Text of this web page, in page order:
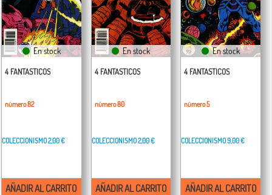
En stock
4 FANTASTICOS
número 82
COLECCIONISMO2,00 €
AÑADIR AL CARRITO
En stock
4 FANTASTICOS
número 80
COLECCIONISMO2,00 €
AÑADIR AL CARRITO
En stock
4 FANTASTICOS
número 5
COLECCIONISMO9,00 €
AÑADIR AL CARRITO